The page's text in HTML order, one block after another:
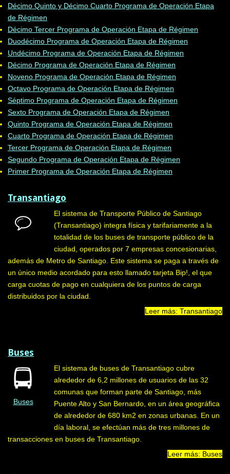
Décimo Quinto y Décimo Cuarto Programa de Operación Etapa
de Régimen
Décimo Tercer Programa de Operación Etapa de Régimen
Duodécimo Programa de Operación Etapa de Régimen
Undécimo Programa de Operación Etapa de Régimen
Décimo Programa de Operación Etapa de Régimen
Noveno Programa de Operación Etapa de Régimen
Octavo Programa de Operación Etapa de Régimen
Séptimo Programa de Operación Etapa de Régimen
Sexto Programa de Operación Etapa de Régimen
Quinto Programa de Operación Etapa de Régimen
Cuarto Programa de Operación Etapa de Régimen
Tercer Programa de Operación Etapa de Régimen
Segundo Programa de Operación Etapa de Régimen
Primer Programa de Operación Etapa de Régimen
Transantiago
El sistema de Transporte Público de Santiago
(Transantiago) integra física y tarifariamente a la
totalidad de los buses de transporte público de la
ciudad, operados por 7 empresas concesionarias,
además de Metro de Santiago. Este sistema se paga a través de
un único medio acordado para esto llamado tarjeta Bip!, el que
carga cuotas de pago en cualquiera de los puntos de carga
distribuidos por la ciudad.
Leer más: Transantiago
Buses
Buses
El sistema de buses de Transantiago cubre
alrededor de 6,2 millones de usuarios de las 32
comunas que forman parte de Santiago, más
Puente Alto y San Bernardo, en un área geográfica
de alrededor de 680 km2 en zonas urbanas. En un
día laboral, se efectúan más de tres millones de
transacciones en buses de Transantiago.
Leer más: Buses